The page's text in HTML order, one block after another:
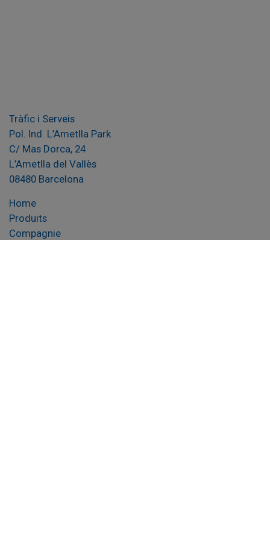
Tràfic i Serveis
Pol. Ind. L’Ametlla Park
C/ Mas Dorca, 24
L’Ametlla del Vallès
08480 Barcelona
Home
Produits
Compagnie